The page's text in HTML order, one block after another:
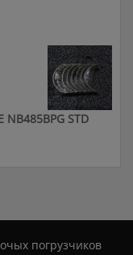
STD
погрузчиков